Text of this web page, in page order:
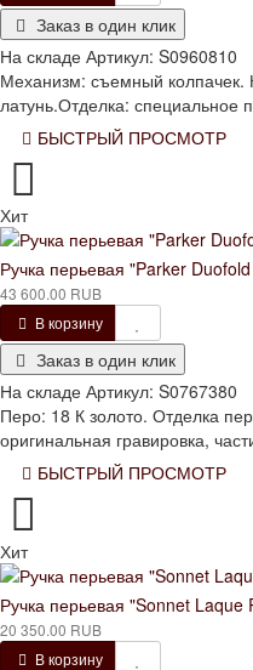
Заказ в один клик
На складе Артикул: S0960810
Механизм: съемный колпачек.
латунь.Отделка: специальное
БЫСТРЫЙ ПРОСМОТР
Хит
Ручка перьевая "Parker
43 600.00 RUB
В корзину
Заказ в один клик
На складе Артикул: S0767380
Перо: 18 К золото. Отделка
оригинальная гравировка,
БЫСТРЫЙ ПРОСМОТР
Хит
Ручка перьевая "Sonnet Laque
20 350.00 RUB
В корзину